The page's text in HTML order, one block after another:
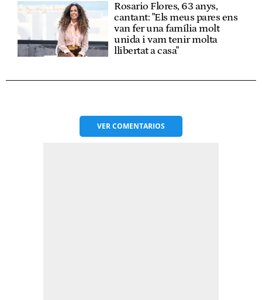
Rosario Flores, 63 anys,
cantant: "Els meus pares ens
van fer una família molt
unida i vam tenir molta
llibertat a casa"
VERCOMENTARIOS